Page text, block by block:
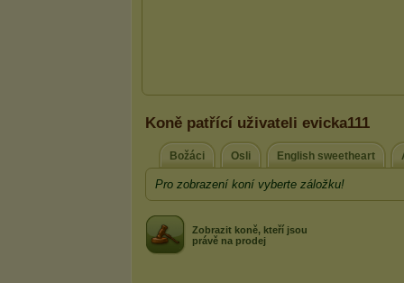
Koně patřící uživateli evicka111
Božáci Osli English sweetheart
Pro zobrazení koní vyberte záložku!
Zobrazit koně, kteří jsou
právě na prodej